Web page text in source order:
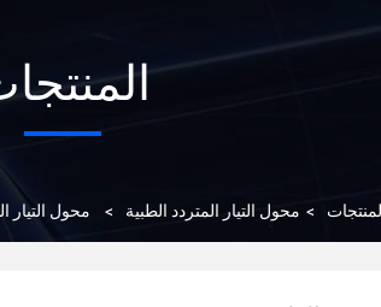
> محول التيار المتردد الطبية > محول التيار